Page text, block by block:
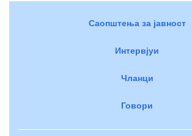
Саопштења за јавност
Интервјуи
Чланци
Говори